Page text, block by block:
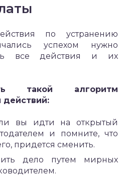
по устранению
успехом нужно
все действия и их
такой алгоритм
действий:
вы идти на открытый
и помните, что
придется сменить.
дело путем мирных